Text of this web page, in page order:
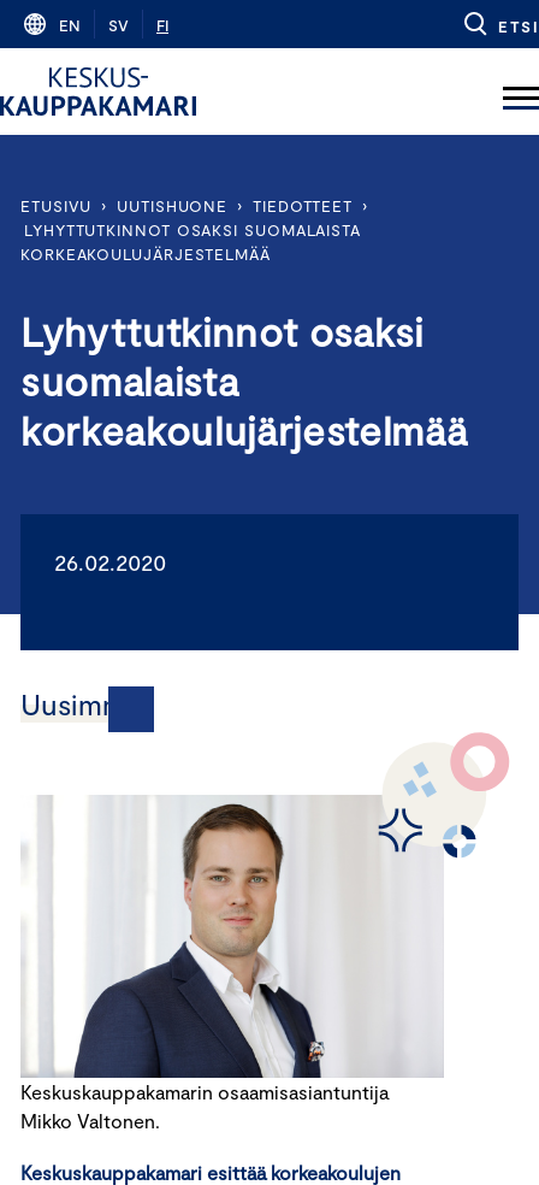
Skip
content
EN SV FI ETSI
ETUSIVU › UUTISHUONE › TIEDOTTEET
›
LYHYTTUTKINNOT OSAKSI SUOMALAISTA
KORKEAKOULUJÄRJESTELMÄÄ
Lyhyttutkinnot osaksi
suomalaista
korkeakoulujärjestelmää
26.02.2020
Uusimmat
Keskuskauppakamarin osaamisasiantuntija
Mikko Valtonen.
Keskuskauppakamari esittää korkeakoulujen